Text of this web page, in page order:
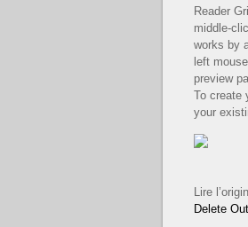
Reader
middle-
works by
left
preview
To create
your
Lire
Delete